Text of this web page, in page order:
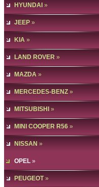
HYUNDAI »
JEEP »
KIA »
LAND ROVER »
MAZDA »
MERCEDES-BENZ »
MITSUBISHI »
MINI COOPER R56 »
NISSAN »
OPEL »
PEUGEOT»